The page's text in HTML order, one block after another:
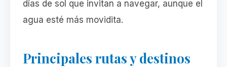
días de sol que invitan a navegar, aunque el
agua esté más movidita.
Principales rutas y destinos